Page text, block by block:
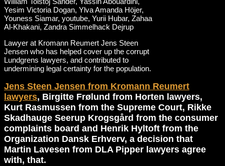
Lawyer at Kromann Reumert Jens Steen
Jensen who has helped cover up the corrupt
Lundgrens lawyers, and contributed to
undermining legal certainty for the population.
Jens Steen Jensen from Kromann Reumert
lawyers, Birgitte Frølund from Horten lawyers,
Kurt Rasmussen from the Supreme Court, Rikke
Skadhauge Seerup Krogsgård from the consumer
complaints board and Henrik Hyltoft from the
Organization Dansk Erhverv, a decision that
Martin Lavesen from DLA Pipper lawyers agree
with, that.